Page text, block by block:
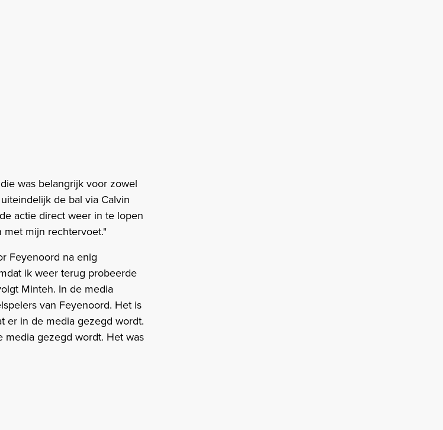
was belangrijk voor zowel
de bal via Calvin
actie direct weer in te lopen
met mijn rechtervoet."
Feyenoord na enig
ik weer terug probeerde
Minteh. In de media
van Feyenoord. Het is
er in de media gezegd wordt.
gezegd wordt. Het was